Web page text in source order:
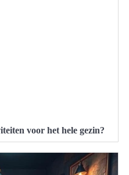
voor het hele gezin?